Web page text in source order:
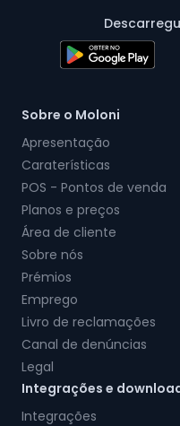
Sobre o Moloni
Apresentação
Caraterísticas
POS - Pontos de venda
Planos e preços
Área de cliente
Sobre nós
Prémios
Emprego
Livro de reclamações
Canal de denúncias
Legal
Integrações e
Integrações